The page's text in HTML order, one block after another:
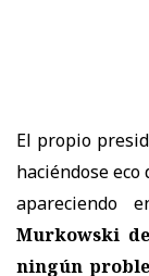
El propio
haciéndose
apareciendo
Murkowski
ningún